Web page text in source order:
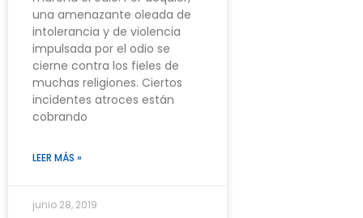
una amenazante oleada de
intolerancia y de violencia
impulsada por el odio se
cierne contra los fieles de
muchas religiones. Ciertos
incidentes atroces están
cobrando
LEER MÁS »
junio 28, 2019